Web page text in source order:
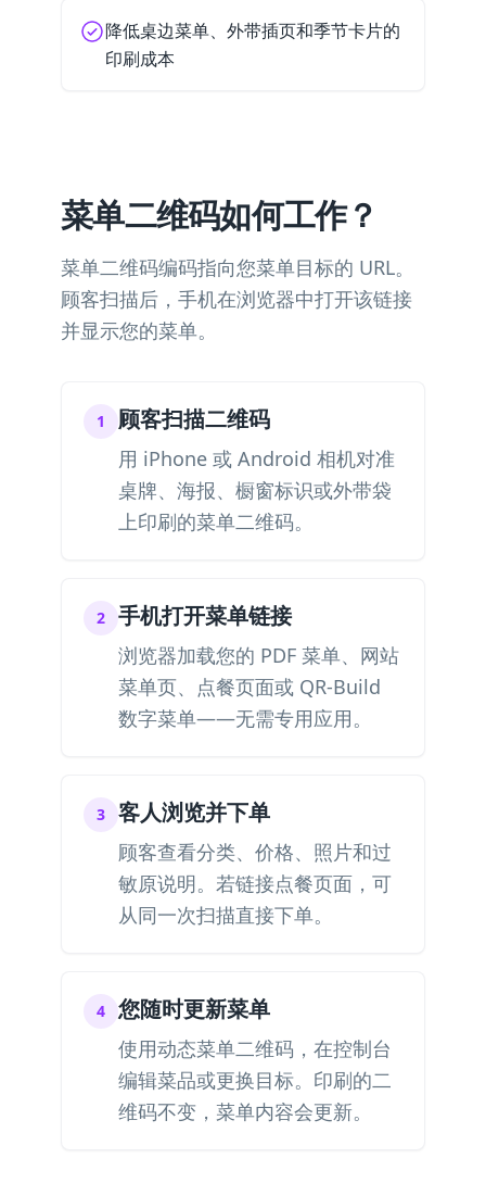
降低桌边菜单、外带插页和季节卡片的
印刷成本
菜单二维码如何工作？
菜单二维码编码指向您菜单目标的 URL。
顾客扫描后，手机在浏览器中打开该链接
并显示您的菜单。
1 顾客扫描二维码
用 iPhone 或 Android 相机对准
桌牌、海报、橱窗标识或外带袋
上印刷的菜单二维码。
2 手机打开菜单链接
浏览器加载您的 PDF 菜单、网站
菜单页、点餐页面或 QR-Build
数字菜单——无需专用应用。
3 客人浏览并下单
顾客查看分类、价格、照片和过
敏原说明。若链接点餐页面，可
从同一次扫描直接下单。
4 您随时更新菜单
使用动态菜单二维码，在控制台
编辑菜品或更换目标。印刷的二
维码不变，菜单内容会更新。